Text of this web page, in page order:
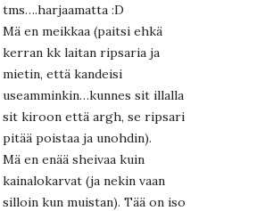
tms….harjaamatta :D
Mä en meikkaa (paitsi ehkä
kerran kk laitan ripsaria ja
mietin, että kandeisi
useamminkin…kunnes sit illalla
sit kiroon että argh, se ripsari
pitää poistaa ja unohdin).
Mä en enää sheivaa kuin
kainalokarvat (ja nekin vaan
silloin kun muistan). Tää on iso